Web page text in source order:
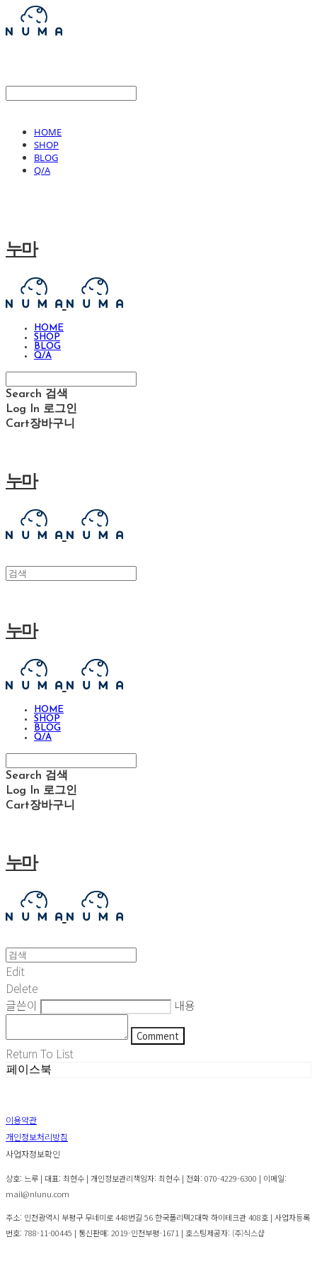
HOME
SHOP
BLOG
Q/A
누마
HOME
SHOP
BLOG
Q/A
Search 검색
Log In 로그인
Cart장바구니
누마
누마
HOME
SHOP
BLOG
Q/A
Search 검색
Log In 로그인
Cart장바구니
누마
Edit
Delete
글쓴이
내용
Comment
Return To List
페이스북
이용약관
개인정보처리방침
사업자정보확인
상호: 느루 | 대표: 최현수 | 개인정보관리책임자: 최현수 | 전화: 070-4229-6300 | 이메일:
mail@nlunu.com
주소: 인천광역시 부평구 무네미로 448번길 56 한국폴리텍2대학 하이테크관 408호 | 사업자등록
번호: 788-11-00445 | 통신판매: 2019-인천부평-1671 | 호스팅제공자: (주)식스샵